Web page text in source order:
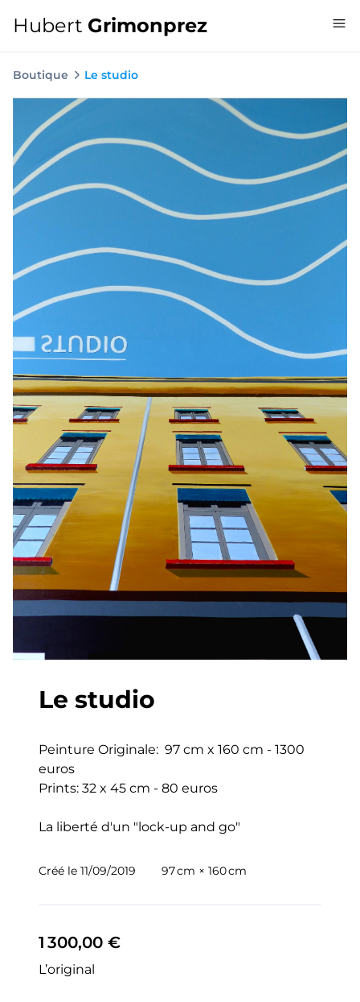
Hubert Grimonprez
Boutique Le studio
Le studio
Peinture Originale:  97 cm x 160 cm - 1300
euros
Prints: 32 x 45 cm - 80 euros
La liberté d'un "lock-up and go"
Créé le 11/09/2019 97 cm × 160 cm
1 300,00 €
L’original